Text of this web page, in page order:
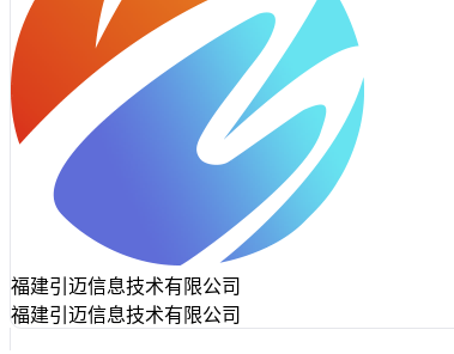
福建引迈信息技术有限公司
福建引迈信息技术有限公司